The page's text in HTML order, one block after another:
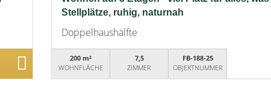
Stellplätze, ruhig, naturnah
Doppelhaushälfte
200 m²
WOHNFLÄCHE
7,5
ZIMMER
FB-188-25
OBJEKTNUMMER